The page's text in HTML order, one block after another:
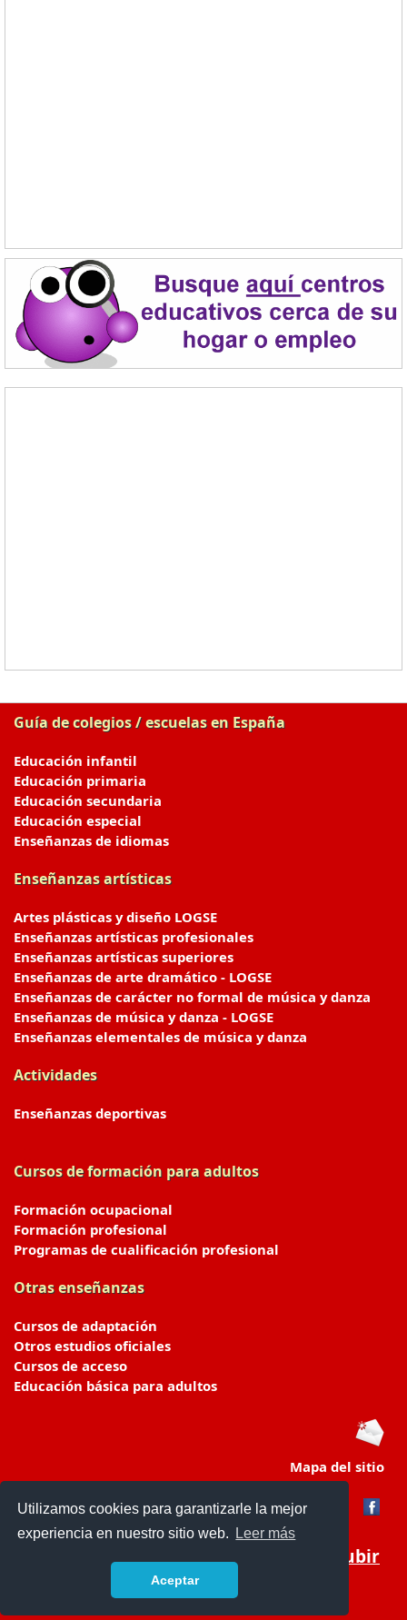
Utilizamos cookies para garantizarle la mejor
experiencia en nuestro sitio web.
Leer más
Aceptar
Guía de colegios / escuelas en España
Educación infantil
Educación primaria
Educación secundaria
Educación especial
Enseñanzas de idiomas
Enseñanzas artísticas
Artes plásticas y diseño LOGSE
Enseñanzas artísticas profesionales
Enseñanzas artísticas superiores
Enseñanzas de arte dramático - LOGSE
Enseñanzas de carácter no formal de música y danza
Enseñanzas de música y danza - LOGSE
Enseñanzas elementales de música y danza
Actividades
Enseñanzas deportivas
Cursos de formación para adultos
Formación ocupacional
Formación profesional
Programas de cualificación profesional
Otras enseñanzas
Cursos de adaptación
Otros estudios oficiales
Cursos de acceso
Educación básica para adultos
Mapa del sitio
Subir